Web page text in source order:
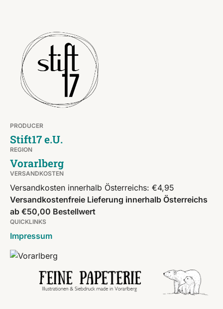
PRODUCER
Stift17 e.U.
REGION
Vorarlberg
VERSANDKOSTEN
Versandkosten innerhalb Österreichs: €4,95
Versandkostenfreie Lieferung innerhalb Österreichs
ab €50,00 Bestellwert
QUICKLINKS
Impressum